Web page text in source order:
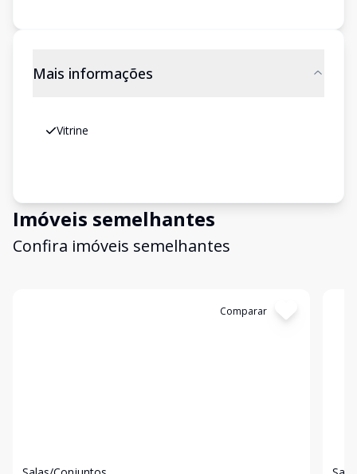
Mais informações
Vitrine
Imóveis semelhantes
Confira imóveis semelhantes
Comparar